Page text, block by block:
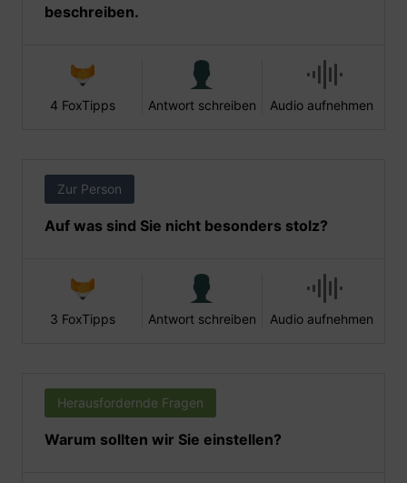
beschreiben.
4 FoxTipps Antwort schreiben Audio aufnehmen
Zur Person
Auf was sind Sie nicht besonders stolz?
3 FoxTipps Antwort schreiben Audio aufnehmen
Herausfordernde Fragen
Warum sollten wir Sie einstellen?